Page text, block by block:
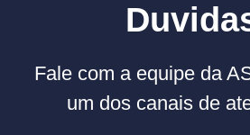
Fale com a equipe da
um dos canais de